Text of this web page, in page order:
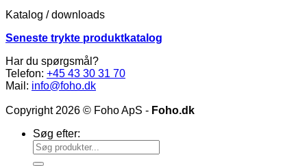
Katalog / downloads
Seneste trykte produktkatalog
Har du spørgsmål?
Telefon: +45 43 30 31 70
Mail: info@foho.dk
Copyright 2026 © Foho ApS - Foho.dk
Søg efter: